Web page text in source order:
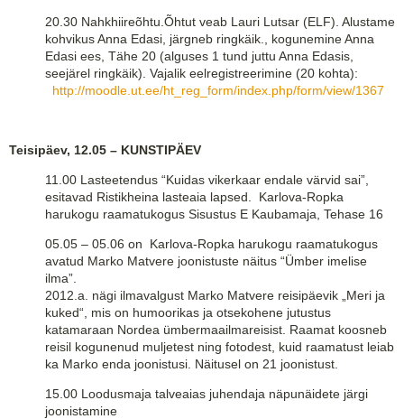
20.30 Nahkhiireõhtu.Õhtut veab Lauri Lutsar (ELF). Alustame
kohvikus Anna Edasi, järgneb ringkäik., kogunemine Anna
Edasi ees, Tähe 20 (alguses 1 tund juttu Anna Edasis,
seejärel ringkäik). Vajalik eelregistreerimine (20 kohta):
http://moodle.ut.ee/ht_reg_form/index.php/form/view/1367
Teisipäev, 12.05 – KUNSTIPÄEV
11.00 Lasteetendus “Kuidas vikerkaar endale värvid sai”,
esitavad Ristikheina lasteaia lapsed. Karlova-Ropka
harukogu raamatukogus Sisustus E Kaubamaja, Tehase 16
05.05 – 05.06 on Karlova-Ropka harukogu raamatukogus
avatud Marko Matvere joonistuste näitus “Ümber imelise
ilma”.
2012.a. nägi ilmavalgust Marko Matvere reisipäevik „Meri ja
kuked“, mis on humoorikas ja otsekohene jutustus
katamaraan Nordea ümbermaailmareisist. Raamat koosneb
reisil kogunenud muljetest ning fotodest, kuid raamatust leiab
ka Marko enda joonistusi. Näitusel on 21 joonistust.
15.00 Loodusmaja talveaias juhendaja näpunäidete järgi
joonistamine